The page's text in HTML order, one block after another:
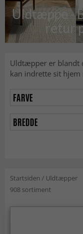
Uldtæppe -
retur
Uldtæpper er blandt
kan indrette sit
FARVE
BREDDE
Startsiden / Uldtæpper
908 sortiment